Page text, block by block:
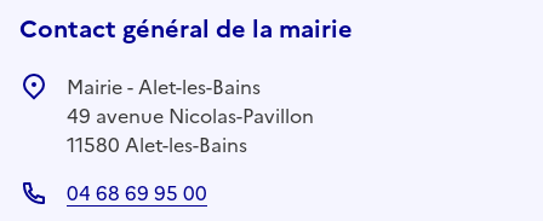
Contact général de la mairie
Mairie - Alet-les-Bains
49 avenue Nicolas-Pavillon
11580 Alet-les-Bains
04 68 69 95 00